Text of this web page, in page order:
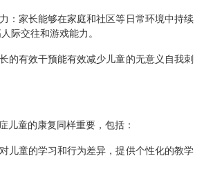
：家长能够在家庭和社区等日常环境中持续
际交往和游戏能力。
的有效干预能有效减少儿童的无意义自我刺
儿童的康复同样重要，包括：
儿童的学习和行为差异，提供个性化的教学